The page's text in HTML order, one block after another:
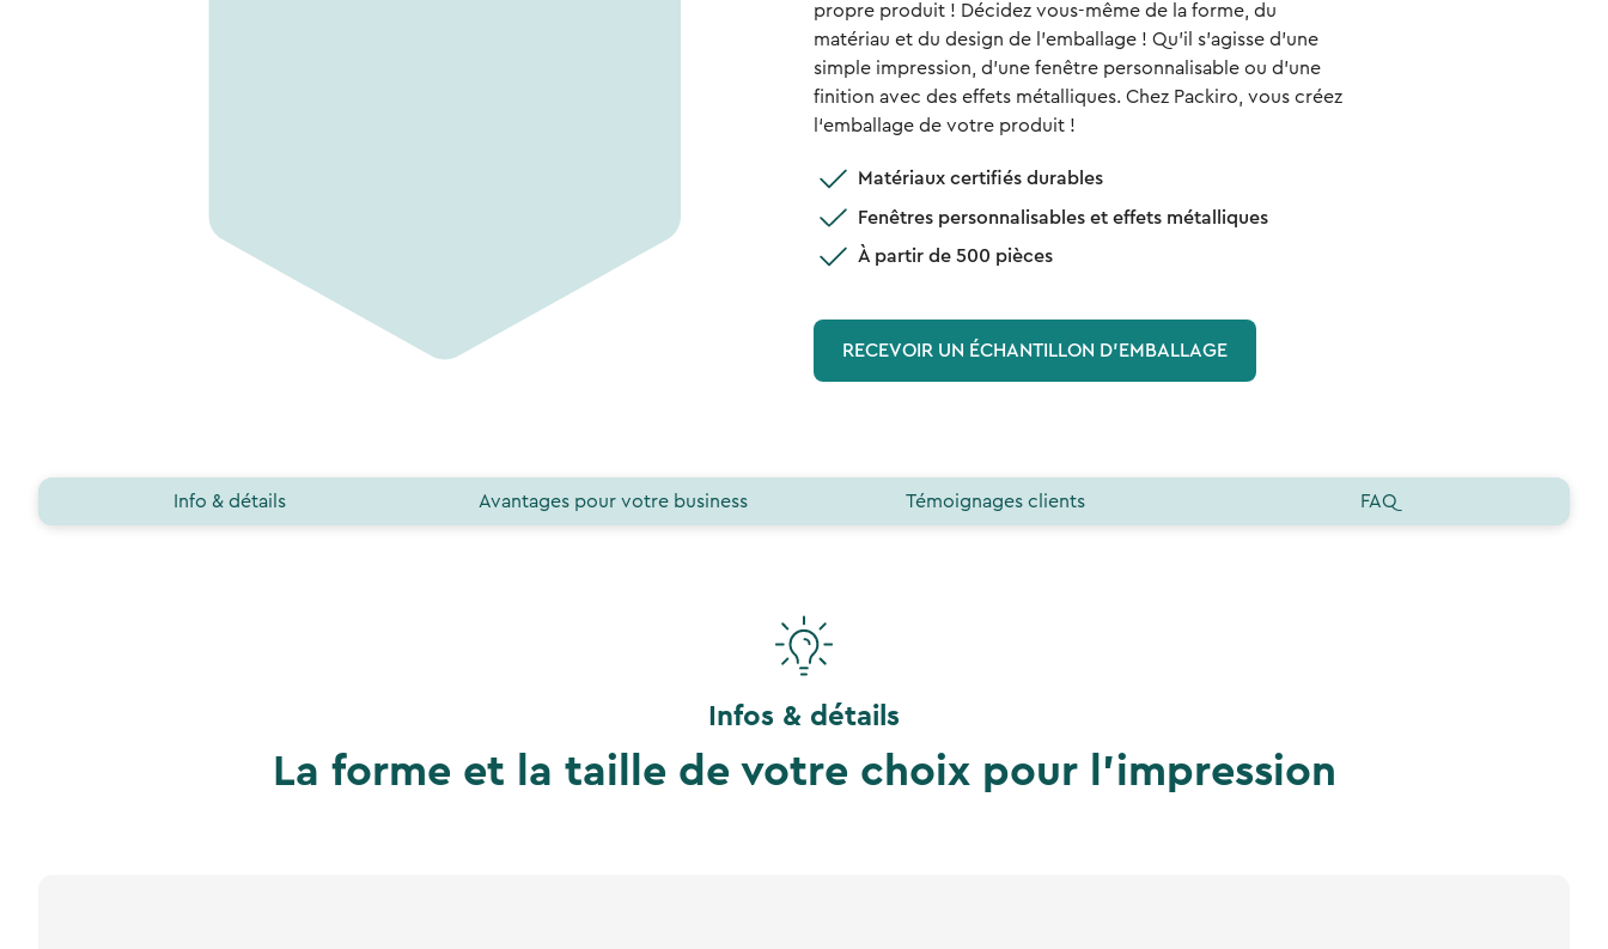
propre produit ! Décidez vous-même de la forme, du
matériau et du design de l'emballage ! Qu'il s'agisse d'une
simple impression, d'une fenêtre personnalisable ou d'une
finition avec des effets métalliques. Chez Packiro, vous créez
l‘emballage de votre produit !
Matériaux certifiés durables
Fenêtres personnalisables et effets métalliques
À partir de 500 pièces
RECEVOIR UN ÉCHANTILLON D'EMBALLAGE
Info & détails Avantages pour votre business Témoignages clients FAQ
Infos & détails
La forme et la taille de votre choix pour l'impression